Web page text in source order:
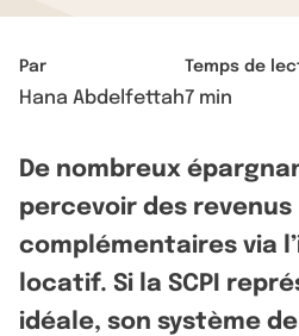
Par
Hana Abdelfettah
Temps de
7 min
De nombreux
percevoir des revenus
complémentaires via
locatif. Si la SCPI
idéale, son système